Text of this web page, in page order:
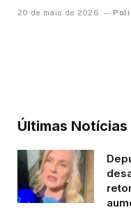
20 de maio de 2026
Últimas Notícias